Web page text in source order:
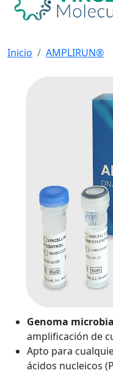
Inicio AMPLIRUN®
Genoma
amplificación de
Apto para
ácidos nucleicos